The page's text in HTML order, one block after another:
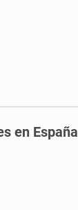
en España